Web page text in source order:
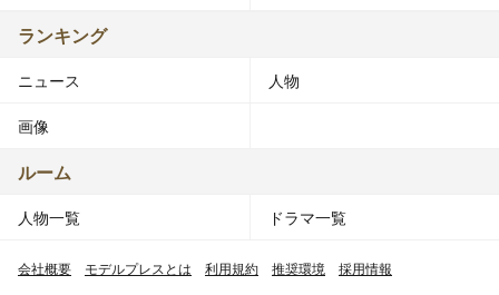
ランキング
ニュース 人物
画像
ルーム
人物一覧 ドラマ一覧
会社概要 モデルプレスとは 利用規約 推奨環境 採用情報